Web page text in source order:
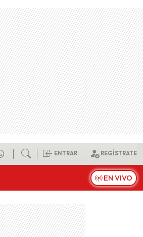
ENTRAR REGÍSTRATE
EN VIVO